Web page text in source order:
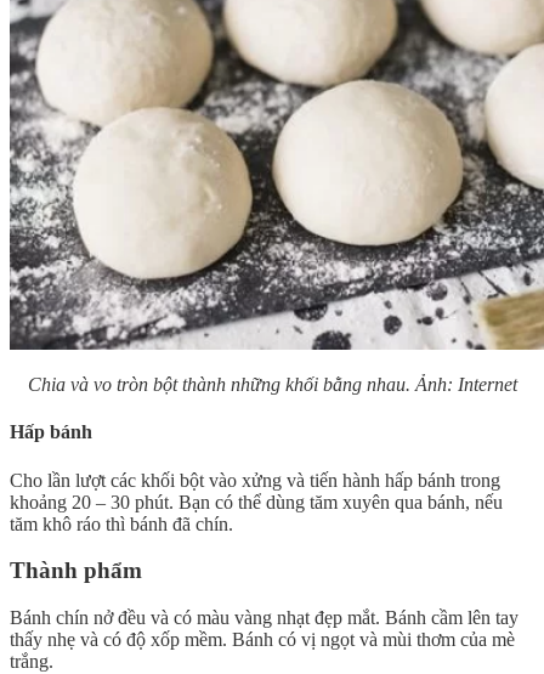
Chia và vo tròn bột thành những khối bằng nhau. Ảnh: Internet
Hấp bánh
Cho lần lượt các khối bột vào xửng và tiến hành hấp bánh trong
khoảng 20 – 30 phút. Bạn có thể dùng tăm xuyên qua bánh, nếu
tăm khô ráo thì bánh đã chín.
Thành phẩm
Bánh chín nở đều và có màu vàng nhạt đẹp mắt. Bánh cầm lên tay
thấy nhẹ và có độ xốp mềm. Bánh có vị ngọt và mùi thơm của mè
trắng.